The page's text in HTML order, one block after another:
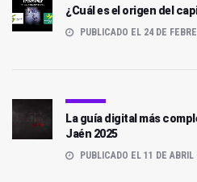
¿Cuál es el origen del
PUBLICADO EL 24 DE
La guía digital más
Jaén 2025
PUBLICADO EL 11 DE ABRIL